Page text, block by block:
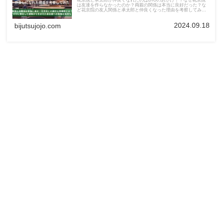
は友達を作らなかったのか？両親の関係は本当に良好だった？な
ど花京院の友人関係と承太郎と仲良くなった理由を考察してみま
bijutsujojo.com 2024.09.18